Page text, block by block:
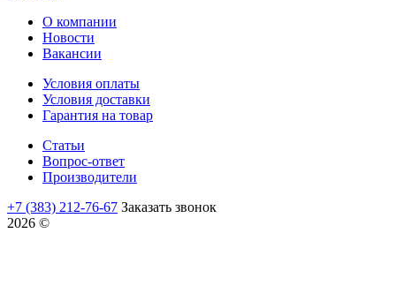
О компании
Новости
Вакансии
Условия оплаты
Условия доставки
Гарантия на товар
Статьи
Вопрос-ответ
Производители
+7 (383) 212-76-67 Заказать звонок
2026 ©